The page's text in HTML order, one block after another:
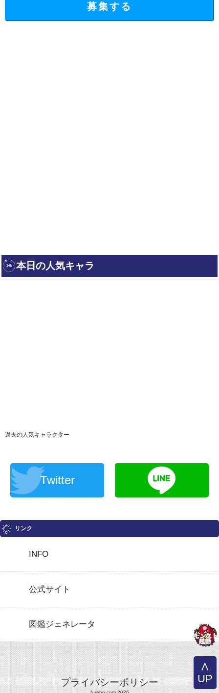
募集する
過去の人気キャラクター
Twitter
リンク
INFO
公式サイト
図鑑ジェネレータ
プライバシーポリシー UP